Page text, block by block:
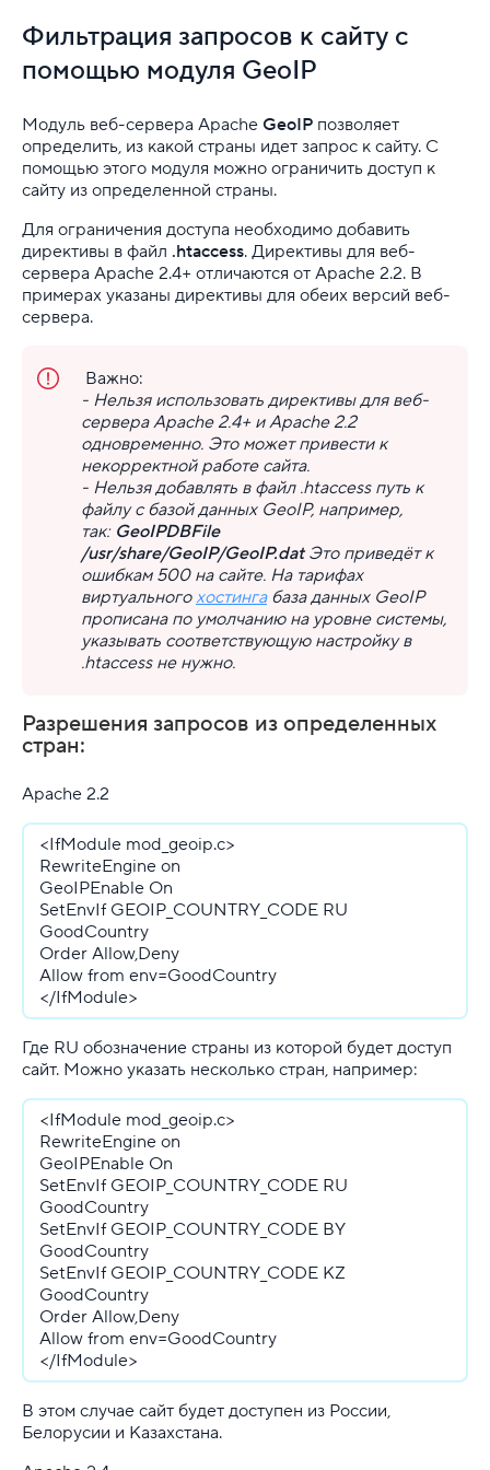
Базы данных
CMS
FTP
SSH
Скрипты
Изменение значений директив
Как запретить доступ к сайту через файл
Как настроить редирект через .htaccess
Контроль доступа через .htaccess для apache
Файл .htaccess
Фильтрация запросов к сайту с помощью модуля
Код ответа сервера
Кэш
VDS
Облачная платформа
Почта
Партнерская программа
Конструктор сайта
SSL
Реклама и продвижение
Для разработки
Выделенные серверы
Правила оказания услуг и ограничения
Полезная информация
Хостинг для начинающих
Фильтрация запросов к сайту с
помощью модуля GeoIP
Модуль веб-сервера Apache GeoIP позволяет
определить, из какой страны идет запрос к сайту. С
помощью этого модуля можно ограничить доступ к
сайту из определенной страны.
Для ограничения доступа необходимо добавить
директивы в файл .htaccess. Директивы для веб-
сервера Apache 2.4+ отличаются от Apache 2.2. В
примерах указаны директивы для обеих версий веб-
сервера.
Важно:
- Нельзя использовать директивы для веб-
сервера Apache 2.4+ и Apache 2.2
одновременно. Это может привести к
некорректной работе сайта.
- Нельзя добавлять в файл .htaccess путь к
файлу с базой данных GeoIP, например,
так: GeoIPDBFile
/usr/share/GeoIP/GeoIP.datЭто приведёт к
ошибкам 500 на сайте. На тарифах
виртуальногохостингабаза данных GeoIP
прописана по умолчанию на уровне системы,
указывать соответствующую настройку в
.htaccess не нужно.
Разрешения запросов из определенных
стран:
Apache 2.2
<IfModule mod_geoip.c>
RewriteEngine on
GeoIPEnable On
SetEnvIf GEOIP_COUNTRY_CODE RU
GoodCountry
Order Allow,Deny
Allow from env=GoodCountry
</IfModule>
Где RU обозначение страны из которой будет доступ
сайт. Можно указать несколько стран, например:
<IfModule mod_geoip.c>
RewriteEngine on
GeoIPEnable On
SetEnvIf GEOIP_COUNTRY_CODE RU
GoodCountry
SetEnvIf GEOIP_COUNTRY_CODE BY
GoodCountry
SetEnvIf GEOIP_COUNTRY_CODE KZ
GoodCountry
Order Allow,Deny
Allow from env=GoodCountry
</IfModule>
В этом случае сайт будет доступен из России,
Белорусии и Казахстана.